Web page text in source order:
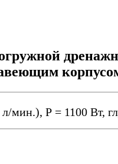
мин.), Р = 1100 Вт,